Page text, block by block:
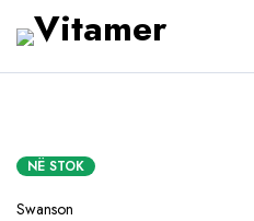
NË STOK
Swanson